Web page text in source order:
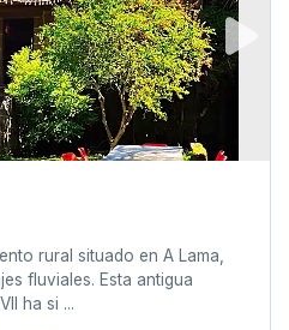
rural situado en A Lama,
fluviales. Esta antigua
ha si ...